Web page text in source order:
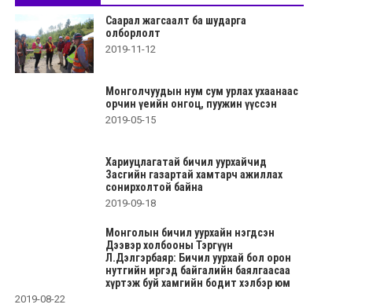
Саарал жагсаалт ба шударга
олборлолт
2019-11-12
Монголчуудын нум сум урлах ухаанаас
орчин үеийн онгоц, пуужин үүссэн
2019-05-15
Хариуцлагатай бичил уурхайчид
Засгийн газартай хамтарч ажиллах
сонирхолтой байна
2019-09-18
Монголын бичил уурхайн нэгдсэн
Дээвэр холбооны Тэргүүн
Л.Дэлгэрбаяр: Бичил уурхай бол орон
нутгийн иргэд байгалийн баялгаасаа
хүртэж буй хамгийн бодит хэлбэр юм
2019-08-22